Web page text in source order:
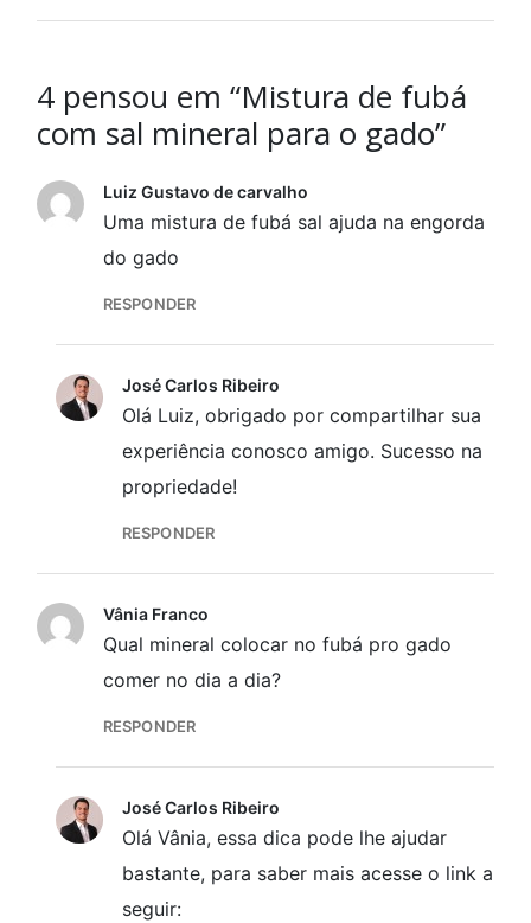
4 pensou em “Mistura de fubá
com sal mineral para o gado”
Luiz Gustavo de carvalho
Uma mistura de fubá sal ajuda na engorda
do gado
RESPONDER
José Carlos Ribeiro
Olá Luiz, obrigado por compartilhar sua
experiência conosco amigo. Sucesso na
propriedade!
RESPONDER
Vânia Franco
Qual mineral colocar no fubá pro gado
comer no dia a dia?
RESPONDER
José Carlos Ribeiro
Olá Vânia, essa dica pode lhe ajudar
bastante, para saber mais acesse o link a
seguir: